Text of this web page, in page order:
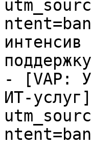
- [VAP:
ИТ-